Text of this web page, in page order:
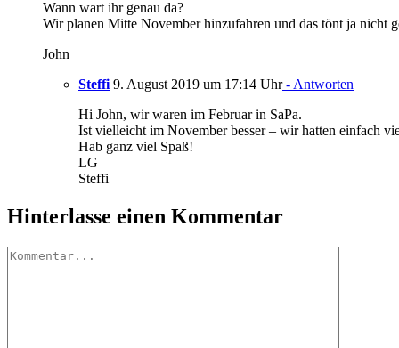
Wann wart ihr genau da?
Wir planen Mitte November hinzufahren und das tönt ja nicht
John
Steffi 9. August 2019 um 17:14 Uhr- Antworten
Hi John, wir waren im Februar in SaPa.
Ist vielleicht im November besser – wir hatten einfach
Hab ganz viel Spaß!
LG
Steffi
Hinterlasse einen Kommentar
Kommentar